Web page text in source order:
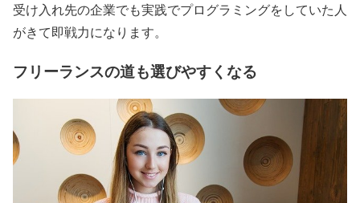
受け入れ先の企業でも実践でプログラミングをしていた人
がきて即戦力になります。
フリーランスの道も選びやすくなる